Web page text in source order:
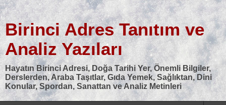
Birinci Adres Tanıtım ve
Analiz Yazıları
Hayatın Birinci Adresi, Doğa Tarihi Yer, Önemli Bilgiler,
Derslerden, Araba Taşıtlar, Gıda Yemek, Sağlıktan, Dini
Konular, Spordan, Sanattan ve Analiz Metinleri